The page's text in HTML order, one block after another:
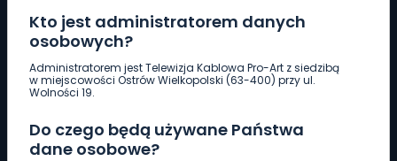
Kto jest administratorem danych
osobowych?
Administratorem jest Telewizja Kablowa Pro-Art z siedzibą
w miejscowości Ostrów Wielkopolski (63-400) przy ul.
Wolności 19.
Do czego będą używane Państwa
dane osobowe?
Pobierz logotyp
661 997 997